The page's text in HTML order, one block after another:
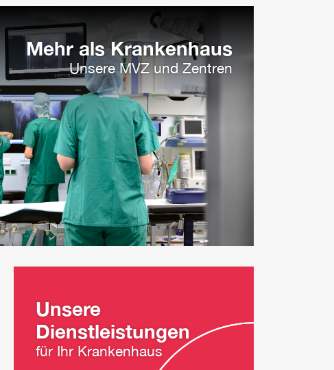
Mehr als Krankenhaus
Unsere MVZ und Zentren
Unsere
Dienstleistungen
für Ihr Krankenhaus